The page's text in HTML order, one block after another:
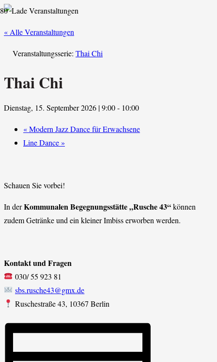
« Alle Veranstaltungen
Veranstaltungsserie: Thai Chi
Thai Chi
Dienstag, 15. September 2026 | 9:00- 10:00
«Modern Jazz Dance für Erwachsene
Line Dance»
Schauen Sie vorbei!
In derKommunalen Begegnungsstätte „Rusche 43“können
zudem Getränke und ein kleiner Imbiss erworben werden.
Kontakt und Fragen
030/ 55 923 81
sbs.rusche43@gmx.de
Ruschestraße 43, 10367 Berlin